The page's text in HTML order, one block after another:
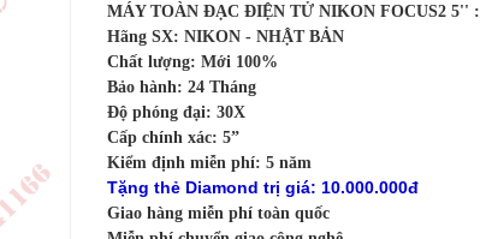
MÁY TOÀN ĐẠC ĐIỆN TỬ NIKON FOCUS2 5'' :
Hãng SX: NIKON - NHẬT BẢN
Chất lượng: Mới 100%
Bảo hành: 24 Tháng
Độ phóng đại: 30X
Cấp chính xác: 5”
Kiểm định miễn phí: 5 năm
Tặng thẻ Diamond trị giá: 10.000.000đ
Giao hàng miễn phí toàn quốc